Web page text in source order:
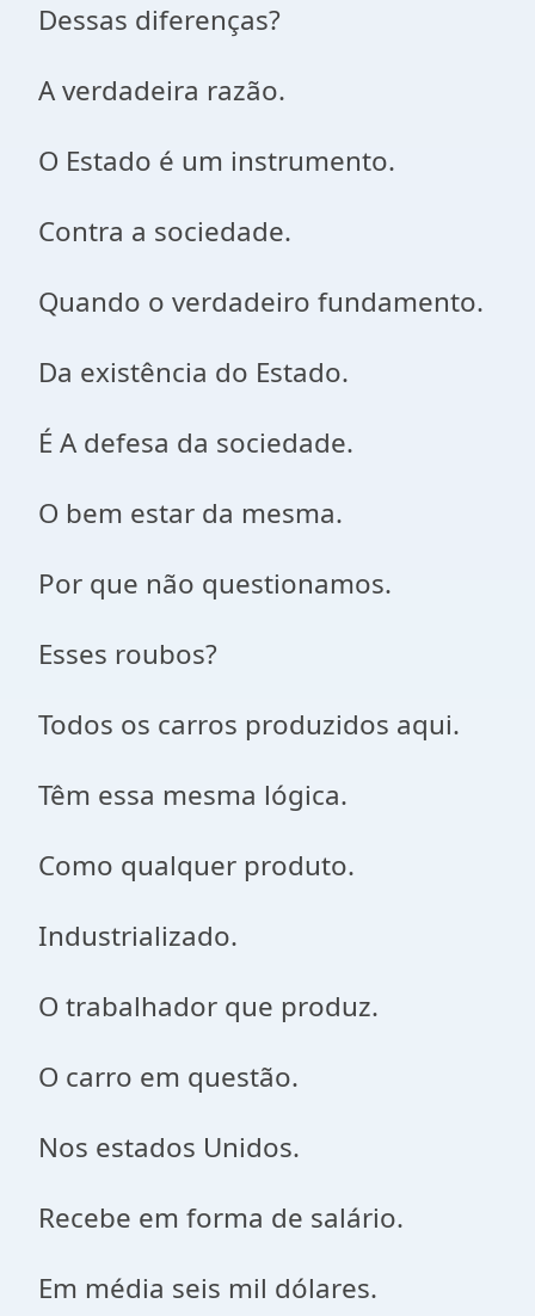
Dessas diferenças?
A verdadeira razão.
O Estado é um instrumento.
Contra a sociedade.
Quando o verdadeiro fundamento.
Da existência do Estado.
É A defesa da sociedade.
O bem estar da mesma.
Por que não questionamos.
Esses roubos?
Todos os carros produzidos aqui.
Têm essa mesma lógica.
Como qualquer produto.
Industrializado.
O trabalhador que produz.
O carro em questão.
Nos estados Unidos.
Recebe em forma de salário.
Em média seis mil dólares.